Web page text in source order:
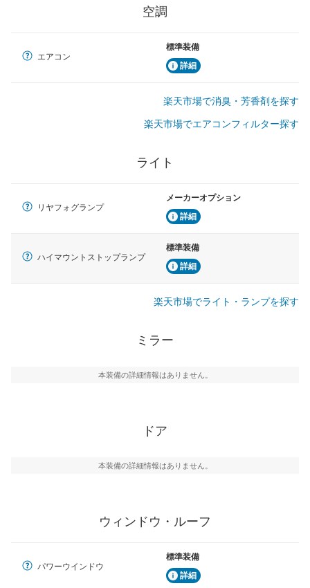
空調
エアコン
標準装備
詳細
楽天市場で消臭・芳香剤を探す
楽天市場でエアコンフィルター探す
ライト
リヤフォグランプ
メーカーオプション
詳細
ハイマウントストップランプ
標準装備
詳細
楽天市場でライト・ランプを探す
ミラー
本装備の詳細情報はありません。
ドア
本装備の詳細情報はありません。
ウィンドウ・ルーフ
パワーウインドウ
標準装備
詳細